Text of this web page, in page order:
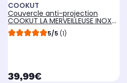
COOKUT
Couvercle anti-projection
COOKUT LA MERVEILLEUSE INOX
28CM - MYRTILLE
5/5 (1)
currentPrice
39,99€